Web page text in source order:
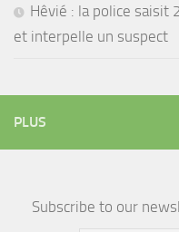
Hêvié : la police saisit
et interpelle un suspect
PLUS
Subscribe to our